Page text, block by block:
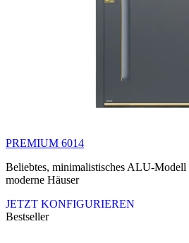
PREMIUM 6014
Beliebtes, minimalistisches ALU-Modell
moderne Häuser
JETZT KONFIGURIEREN
Bestseller